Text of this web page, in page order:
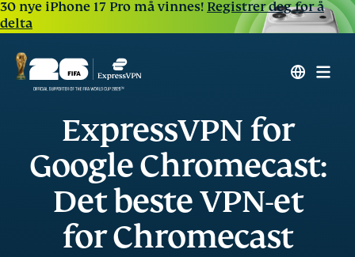
30 nye iPhone 17 Pro må vinnes! Registrer deg for å
delta
ExpressVPN for
Google Chromecast:
Det beste VPN-et
for Chromecast